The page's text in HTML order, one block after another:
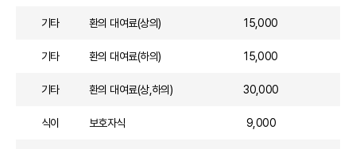
기타 환의 대여료(상의) 15,000
기타 환의 대여료(하의) 15,000
기타 환의 대여료(상,하의) 30,000
식이 보호자식 9,000